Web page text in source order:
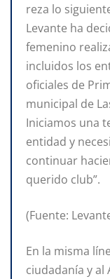
reza lo
Levante ha
femenino
incluidos los
oficiales de
municipal de
Iniciamos una
entidad y
continuar
querido club”.
(Fuente:
En la misma
ciudadanía y al